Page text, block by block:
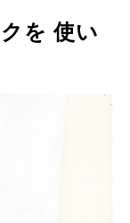
を 使い